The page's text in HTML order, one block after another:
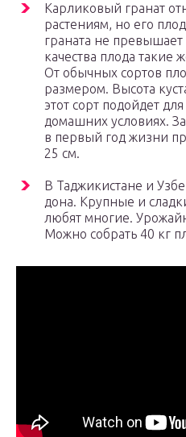
Карликовый гранат
растениям, но его
граната не превышает
качества плода такие
От обычных сортов
размером. Высота
этот сорт подойдет
домашних условиях.
в первый год жизни
25 см.
В Таджикистане и
дона. Крупные и
любят многие.
Можно собрать 40 кг